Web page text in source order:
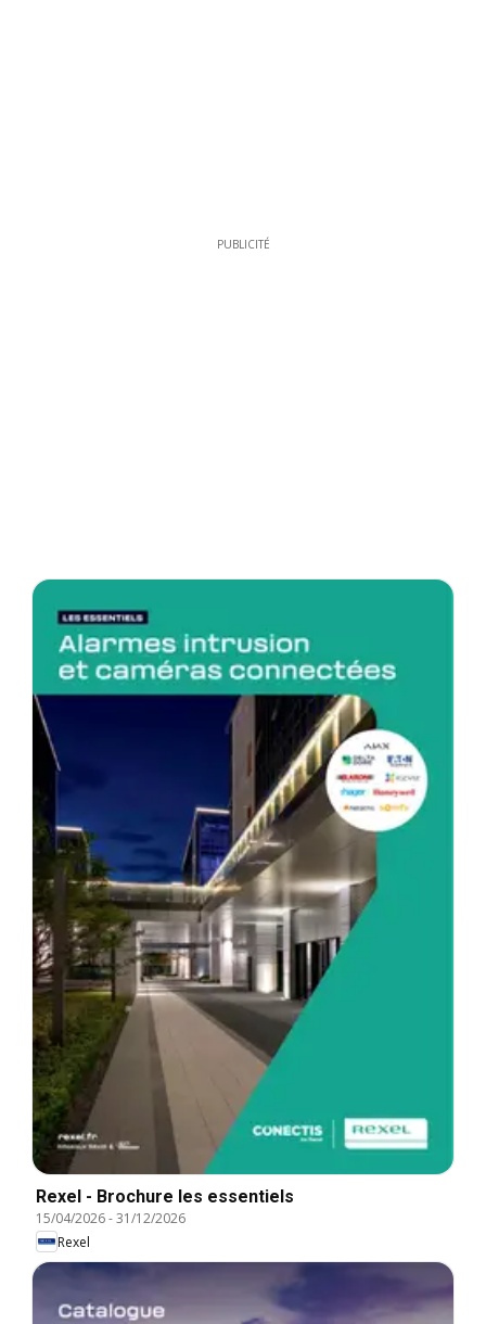
PUBLICITÉ
Rexel - Brochure les essentiels
15/04/2026-31/12/2026
Rexel